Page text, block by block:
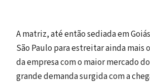
A matriz, até então sediada em
São Paulo para estreitar ainda mais
da empresa com o maior mercado
grande demanda surgida com a